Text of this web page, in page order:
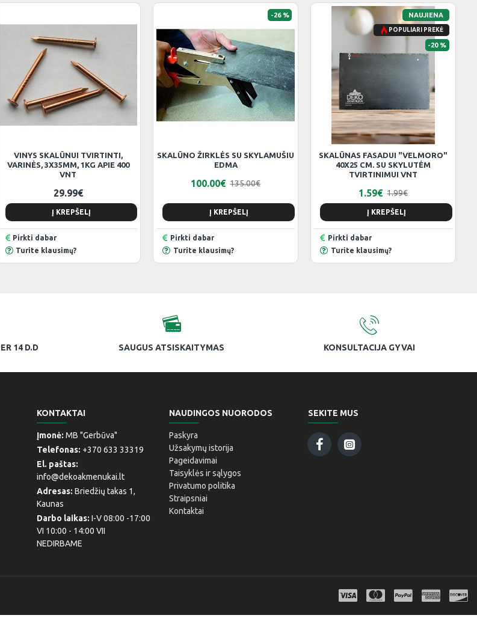
VINYS SKALŪNUI TVIRTINTI,
VARINĖS, 3X35MM, 1KG APIE 400
VNT
29.99€
Į KREPŠELĮ
Pirkti dabar
Turite klausimų?
-26 %
SKALŪNO ŽIRKLĖS SU SKYLAMUŠIU
EDMA
100.00€ 135.00€
Į KREPŠELĮ
Pirkti dabar
Turite klausimų?
NAUJIENA
POPULIARI PREKĖ
-20 %
SKALŪNAS FASADUI "VELMORO"
40X25 CM. SU SKYLUTĖM
TVIRTINIMUI VNT
1.59€ 1.99€
Į KREPŠELĮ
Pirkti dabar
Turite klausimų?
14 D.D SAUGUS ATSISKAITYMAS KONSULTACIJA GYVAI
KONTAKTAI
Įmonė: MB "Gerbūva"
Telefonas: +370 633 33319
El. paštas:
info@dekoakmenukai.lt
Adresas: Briedžių takas 1,
Kaunas
Darbo laikas: I-V 08:00 -17:00
VI 10:00 - 14:00 VII
NEDIRBAME
NAUDINGOS NUORODOS
Paskyra
Užsakymų istorija
Pageidavimai
Taisyklės ir sąlygos
Privatumo politika
Straipsniai
Kontaktai
SEKITE MUS